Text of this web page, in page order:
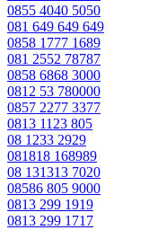
0855 4040 5050
081 649 649 649
0858 1777 1689
081 2552 78787
0858 6868 3000
0812 53 780000
0857 2277 3377
0813 1123 805
08 1233 2929
081818 168989
08 131313 7020
08586 805 9000
0813 299 1919
0813 299 1717